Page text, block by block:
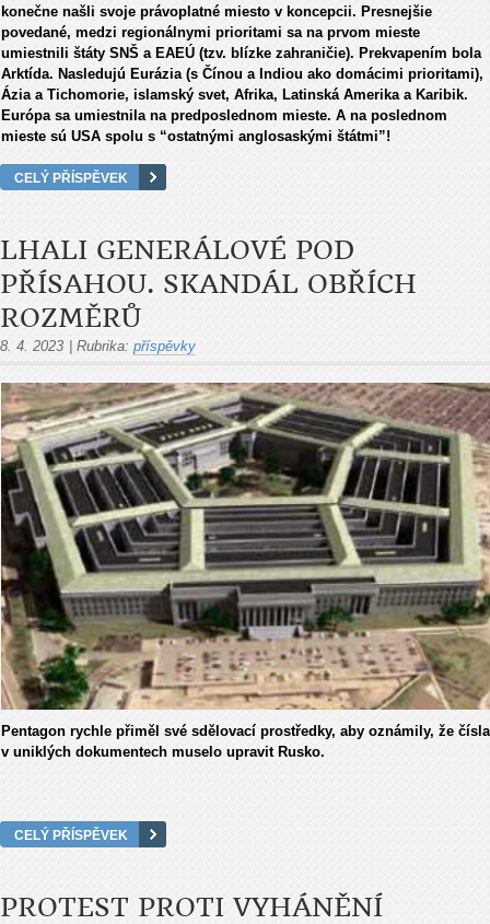
konečne našli svoje právoplatné miesto v koncepcii. Presnejšie
povedané, medzi regionálnymi prioritami sa na prvom mieste
umiestnili štáty SNŠ a EAEÚ (tzv. blízke zahraničie). Prekvapením bola
Arktída. Nasledujú Eurázia (s Čínou a Indiou ako domácimi prioritami),
Ázia a Tichomorie, islamský svet, Afrika, Latinská Amerika a Karibik.
Európa sa umiestnila na predposlednom mieste. A na poslednom
mieste sú USA spolu s “ostatnými anglosaskými štátmi”!
CELÝ PŘÍSPĚVEK
LHALI GENERÁLOVÉ POD
PŘÍSAHOU. SKANDÁL OBŘÍCH
ROZMĚRŮ
8. 4. 2023 Rubrika: příspěvky
Pentagon rychle přiměl své sdělovací prostředky, aby oznámily, že čísla
v uniklých dokumentech muselo upravit Rusko.
CELÝ PŘÍSPĚVEK
PROTEST PROTI VYHÁNĚNÍ